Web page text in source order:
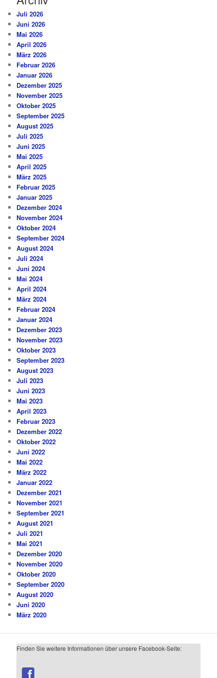
Juli 2026
Juni 2026
Mai 2026
April 2026
März 2026
Februar 2026
Januar 2026
Dezember 2025
November 2025
Oktober 2025
September 2025
August 2025
Juli 2025
Juni 2025
Mai 2025
April 2025
März 2025
Februar 2025
Januar 2025
Dezember 2024
November 2024
Oktober 2024
September 2024
August 2024
Juli 2024
Juni 2024
Mai 2024
April 2024
März 2024
Februar 2024
Januar 2024
Dezember 2023
November 2023
Oktober 2023
September 2023
August 2023
Juli 2023
Juni 2023
Mai 2023
April 2023
Februar 2023
Dezember 2022
Oktober 2022
Juni 2022
Mai 2022
März 2022
Januar 2022
Dezember 2021
November 2021
September 2021
August 2021
Juli 2021
Mai 2021
Dezember 2020
November 2020
Oktober 2020
September 2020
August 2020
Juni 2020
März 2020
Finden Sie weitere Informationen über unsere Facebook-Seite: